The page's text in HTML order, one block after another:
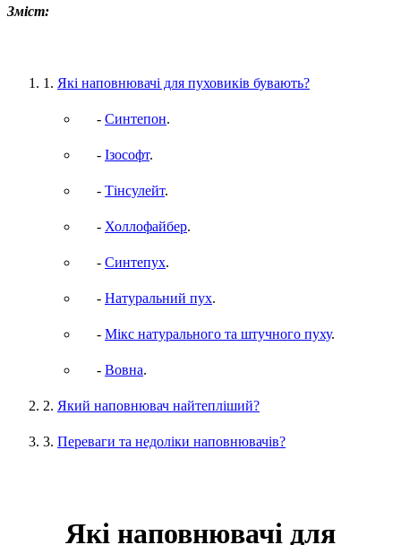
Зміст:
1. Які наповнювачі для пуховиків бувають?
- Синтепон.
- Ізософт.
- Тінсулейт.
- Холлофайбер.
- Синтепух.
- Натуральний пух.
- Мікс натурального та штучного пуху.
- Вовна.
2. Який наповнювач найтепліший?
3. Переваги та недоліки наповнювачів?
Які наповнювачі для